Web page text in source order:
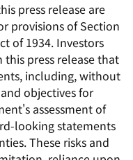
press release are
provisions of Section
of 1934. Investors
press release that
including, without
objectives for
assessment of
looking statements
These risks and